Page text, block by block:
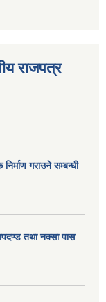
राजपत्र
गराउने सम्बन्धी
तथा नक्सा पास